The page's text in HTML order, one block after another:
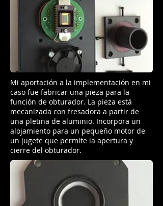
Mi aportación a la implementación en mi
caso fue fabricar una pieza para la
función de obturador. La pieza está
mecanizada con fresadora a partir de
una pletina de aluminio. Incorpora un
alojamiento para un pequeño motor de
un jugete que permite la apertura y
cierre del obturador.